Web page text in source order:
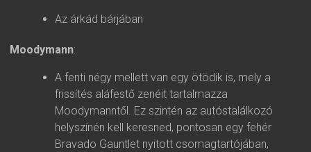
Az árkád bárjában
Moodymann:
A fenti négy mellett van egy ötödik is, mely a
frissítés aláfestő zenéit tartalmazza
Moodymanntől. Ez szintén az autóstalálkozó
helyszínén kell keresned, pontosan egy fehér
Bravado Gauntlet nyitott csomagtartójában,